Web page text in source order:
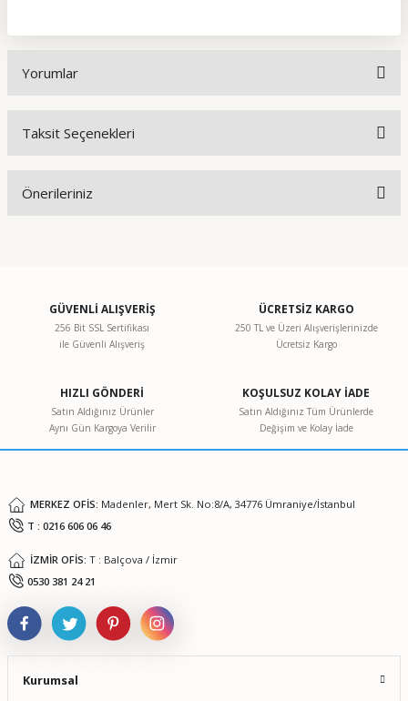
Yorumlar
Taksit Seçenekleri
Önerileriniz
Görüş ve önerileriniz için teşekkür ederiz.
Ürün resmi kalitesiz, bozuk veya görüntülenemiyor.
Ürün bilgilerinde hatalar bulunuyor.
Ürün fiyatı diğer sitelerden daha pahalı.
GÜVENLİ ALIŞVERİŞ
256 Bit SSL Sertifikası
ile Güvenli Alışveriş
ÜCRETSİZ KARGO
250 TL ve Üzeri Alışverişlerinizde
Ücretsiz Kargo
HIZLI GÖNDERİ
Satın Aldığınız Ürünler
Aynı Gün Kargoya Verilir
KOŞULSUZ KOLAY İADE
Satın Aldığınız Tüm Ürünlerde
Değişim ve Kolay İade
MERKEZ OFİS: Madenler, Mert Sk. No:8/A, 34776 Ümraniye/İstanbul
T : 0216 606 06 46
İZMİR OFİS: T : Balçova / İzmir
0530 381 24 21
Kurumsal